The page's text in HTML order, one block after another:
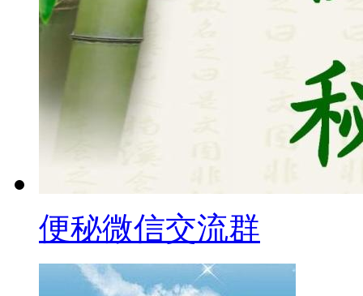
便秘微信交流群